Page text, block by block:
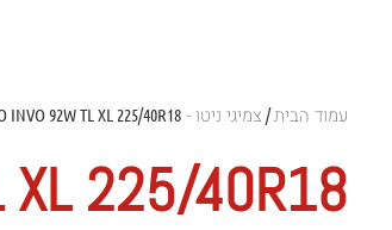
עמוד הבית/ צמיגי ניטו - NITTO INVO 92W TL XL 225/40R18
XL 225/40R18